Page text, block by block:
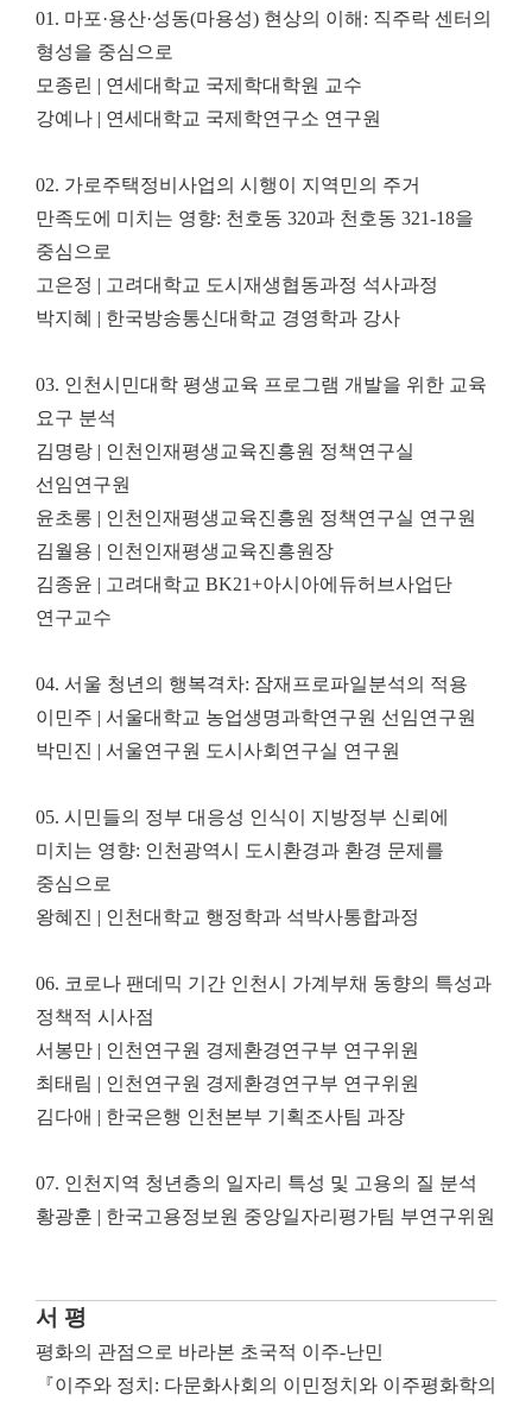
01. 마포·용산·성동(마용성) 현상의 이해 : 직주락 센터의
형성을 중심으로
모종린 | 연세대학교 국제학대학원 교수
강예나 | 연세대학교 국제학연구소 연구원
02. 가로주택정비사업의 시행이 지역민의 주거
만족도에 미치는 영향: 천호동 320과 천호동 321-18을
중심으로
고은정 | 고려대학교 도시재생협동과정 석사과정
박지혜 | 한국방송통신대학교 경영학과 강사
03. 인천시민대학 평생교육 프로그램 개발을 위한 교육
요구 분석
김명랑 | 인천인재평생교육진흥원 정책연구실
선임연구원
윤초롱 | 인천인재평생교육진흥원 정책연구실 연구원
김월용 | 인천인재평생교육진흥원장
김종윤 | 고려대학교 BK21+아시아에듀허브사업단
연구교수
04. 서울 청년의 행복격차: 잠재프로파일분석의 적용
이민주 | 서울대학교 농업생명과학연구원 선임연구원
박민진 | 서울연구원 도시사회연구실 연구원
05. 시민들의 정부 대응성 인식이 지방정부 신뢰에
미치는 영향: 인천광역시 도시환경과 환경 문제를
중심으로
왕혜진 | 인천대학교 행정학과 석박사통합과정
06. 코로나 팬데믹 기간 인천시 가계부채 동향의 특성과
정책적 시사점
서봉만 | 인천연구원 경제환경연구부 연구위원
최태림 | 인천연구원 경제환경연구부 연구위원
김다애 | 한국은행 인천본부 기획조사팀 과장
07. 인천지역 청년층의 일자리 특성 및 고용의 질 분석
황광훈 | 한국고용정보원 중앙일자리평가팀 부연구위원
서 평
평화의 관점으로 바라본 초국적 이주-난민
『이주와 정치 : 다문화사회의 이민정치와 이주평화학의